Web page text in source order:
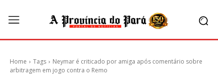
Home Tags
Neymar é criticado por amiga após comentário sobre
arbitragem em jogo contra o Remo